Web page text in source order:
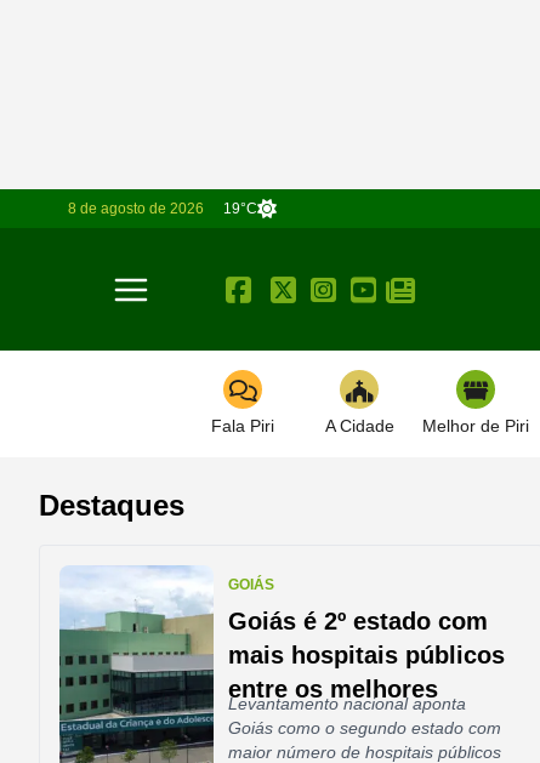
8 de agosto de 2026 19°C
Toggle navigation
Fala Piri A Cidade Melhor de Piri
Destaques
GOIÁS
Goiás é 2º estado com
mais hospitais públicos
entre os melhores
Levantamento nacional aponta
Goiás como o segundo estado com
maior número de hospitais públicos